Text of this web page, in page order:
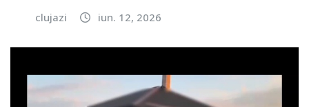
clujazi iun. 12, 2026